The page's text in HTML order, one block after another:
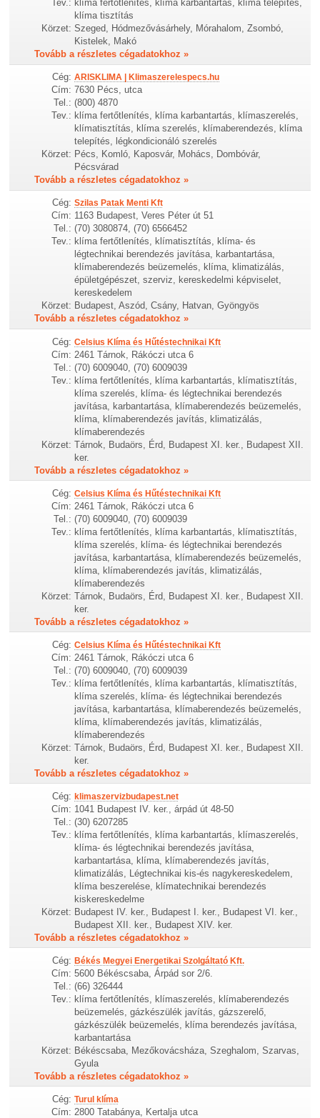
Tev.: klíma fertőtlenítés, klíma karbantartás, klíma telepítés,
klíma tisztítás
Körzet: Szeged, Hódmezővásárhely, Mórahalom, Zsombó,
Kistelek, Makó
Tovább a részletes cégadatokhoz »
Cég: ARISKLIMA | Klimaszerelespecs.hu
Cím: 7630 Pécs, utca
Tel.: (800) 4870
Tev.: klíma fertőtlenítés, klíma karbantartás, klímaszerelés,
klímatisztítás, klíma szerelés, klímaberendezés, klíma
telepítés, légkondicionáló szerelés
Körzet: Pécs, Komló, Kaposvár, Mohács, Dombóvár,
Pécsvárad
Tovább a részletes cégadatokhoz »
Cég: Szilas Patak Menti Kft
Cím: 1163 Budapest, Veres Péter út 51
Tel.: (70) 3080874, (70) 6566452
Tev.: klíma fertőtlenítés, klímatisztítás, klíma- és
légtechnikai berendezés javítása, karbantartása,
klímaberendezés beüzemelés, klíma, klimatizálás,
épületgépészet, szerviz, kereskedelmi képviselet,
kereskedelem
Körzet: Budapest, Aszód, Csány, Hatvan, Gyöngyös
Tovább a részletes cégadatokhoz »
Cég: Celsius Klíma és Hűtéstechnikai Kft
Cím: 2461 Tárnok, Rákóczi utca 6
Tel.: (70) 6009040, (70) 6009039
Tev.: klíma fertőtlenítés, klíma karbantartás, klímatisztítás,
klíma szerelés, klíma- és légtechnikai berendezés
javítása, karbantartása, klímaberendezés beüzemelés,
klíma, klímaberendezés javítás, klimatizálás,
klímaberendezés
Körzet: Tárnok, Budaörs, Érd, Budapest XI. ker., Budapest XII.
ker.
Tovább a részletes cégadatokhoz »
Cég: Celsius Klíma és Hűtéstechnikai Kft
Cím: 2461 Tárnok, Rákóczi utca 6
Tel.: (70) 6009040, (70) 6009039
Tev.: klíma fertőtlenítés, klíma karbantartás, klímatisztítás,
klíma szerelés, klíma- és légtechnikai berendezés
javítása, karbantartása, klímaberendezés beüzemelés,
klíma, klímaberendezés javítás, klimatizálás,
klímaberendezés
Körzet: Tárnok, Budaörs, Érd, Budapest XI. ker., Budapest XII.
ker.
Tovább a részletes cégadatokhoz »
Cég: Celsius Klíma és Hűtéstechnikai Kft
Cím: 2461 Tárnok, Rákóczi utca 6
Tel.: (70) 6009040, (70) 6009039
Tev.: klíma fertőtlenítés, klíma karbantartás, klímatisztítás,
klíma szerelés, klíma- és légtechnikai berendezés
javítása, karbantartása, klímaberendezés beüzemelés,
klíma, klímaberendezés javítás, klimatizálás,
klímaberendezés
Körzet: Tárnok, Budaörs, Érd, Budapest XI. ker., Budapest XII.
ker.
Tovább a részletes cégadatokhoz »
Cég: klimaszervizbudapest.net
Cím: 1041 Budapest IV. ker., árpád út 48-50
Tel.: (30) 6207285
Tev.: klíma fertőtlenítés, klíma karbantartás, klímaszerelés,
klíma- és légtechnikai berendezés javítása,
karbantartása, klíma, klímaberendezés javítás,
klimatizálás, Légtechnikai kis-és nagykereskedelem,
klíma beszerelése, klímatechnikai berendezés
kiskereskedelme
Körzet: Budapest IV. ker., Budapest I. ker., Budapest VI. ker.,
Budapest XII. ker., Budapest XIV. ker.
Tovább a részletes cégadatokhoz »
Cég: Békés Megyei Energetikai Szolgáltató Kft.
Cím: 5600 Békéscsaba, Árpád sor 2/6.
Tel.: (66) 326444
Tev.: klíma fertőtlenítés, klímaszerelés, klímaberendezés
beüzemelés, gázkészülék javítás, gázszerelő,
gázkészülék beüzemelés, klíma berendezés javítása,
karbantartása
Körzet: Békéscsaba, Mezőkovácsháza, Szeghalom, Szarvas,
Gyula
Tovább a részletes cégadatokhoz »
Cég: Turul klíma
Cím: 2800 Tatabánya, Kertalja utca